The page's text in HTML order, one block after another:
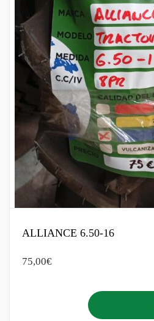
ALLIANCE 6.50-16
75,00€